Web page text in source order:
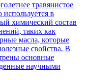
травянистое
в
химический состав
таких как
масла, которые
свойства. В
основные
научными